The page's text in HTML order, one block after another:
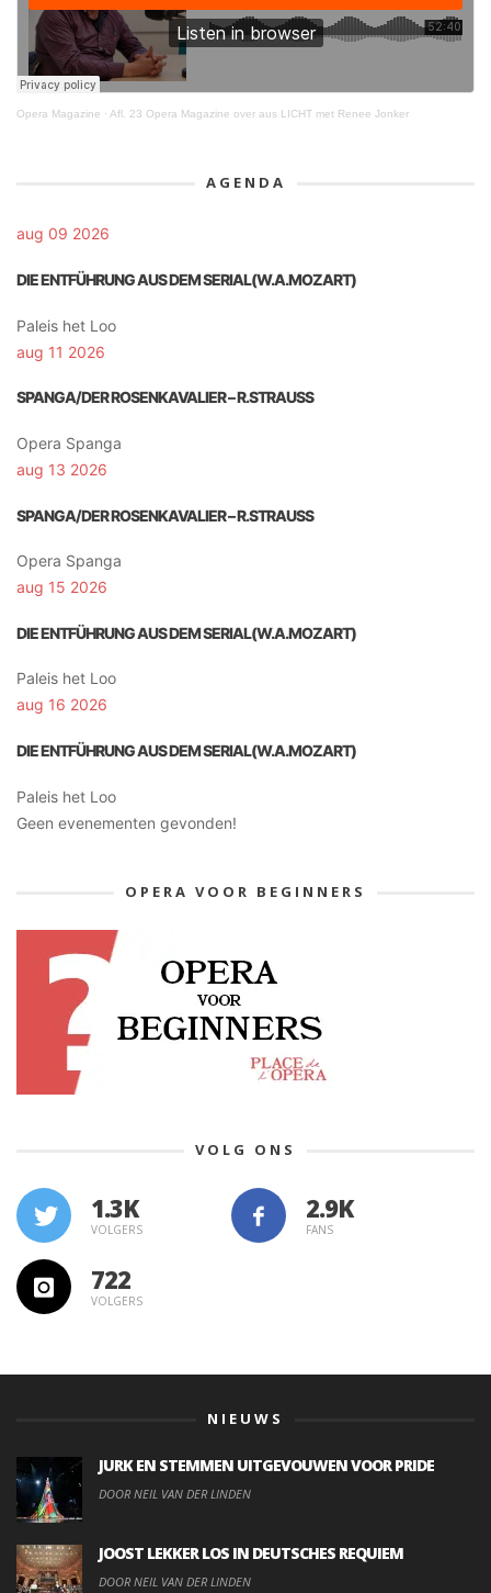
Opera Magazine · Afl. 23 Opera Magazine over aus LICHT met Renee Jonker
AGENDA
aug 09 2026
DIE ENTFÜHRUNG AUS DEM SERIAL(W.A.MOZART)
Paleis het Loo
aug 11 2026
SPANGA/DER ROSENKAVALIER – R.STRAUSS
Opera Spanga
aug 13 2026
SPANGA/DER ROSENKAVALIER – R.STRAUSS
Opera Spanga
aug 15 2026
DIE ENTFÜHRUNG AUS DEM SERIAL(W.A.MOZART)
Paleis het Loo
aug 16 2026
DIE ENTFÜHRUNG AUS DEM SERIAL(W.A.MOZART)
Paleis het Loo
Geen evenementen gevonden!
OPERA VOOR BEGINNERS
VOLG ONS
1.3K
VOLGERS FANS
722
VOLGERS
NIEUWS
JURK EN STEMMEN UITGEVOUWEN VOOR PRIDE
DOOR NEIL VAN DER LINDEN
JOOST LEKKER LOS IN DEUTSCHES REQUIEM
DOOR NEIL VAN DER LINDEN